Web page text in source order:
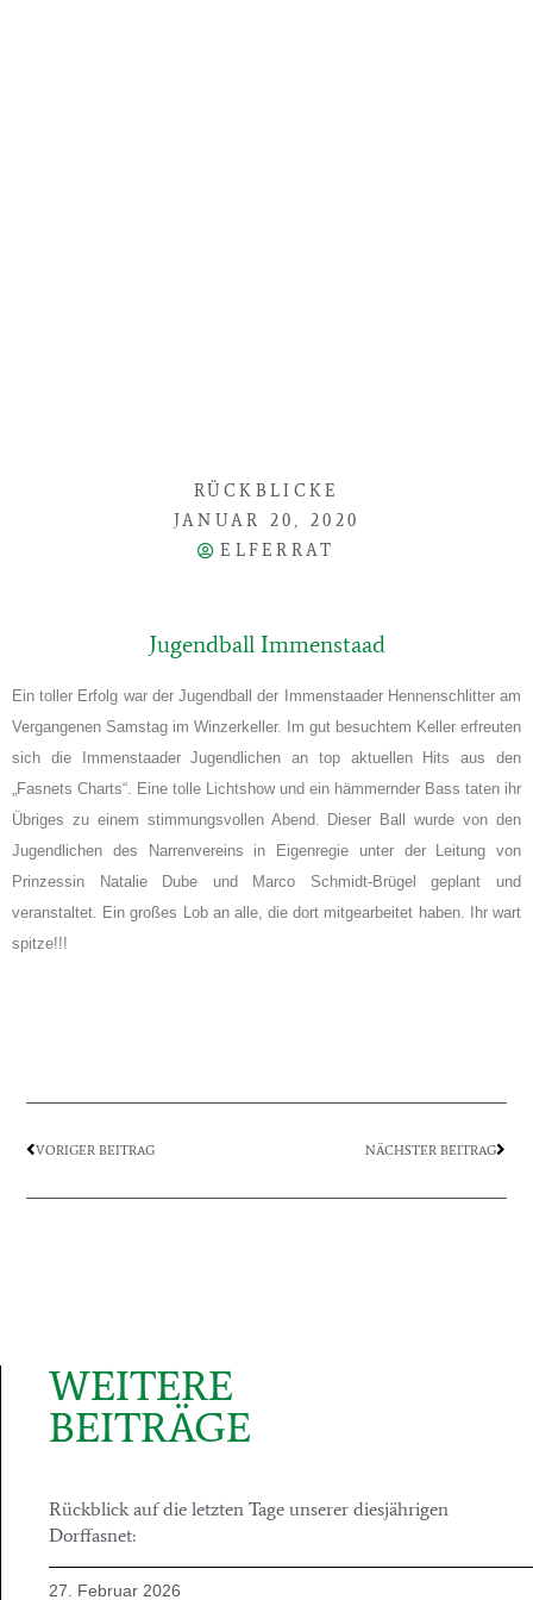
RÜCKBLICKE
JANUAR 20, 2020
ELFERRAT
Jugendball Immenstaad
Ein toller Erfolg war der Jugendball der Immenstaader Hennenschlitter am
Vergangenen Samstag im Winzerkeller. Im gut besuchtem Keller erfreuten
sich die Immenstaader Jugendlichen an top aktuellen Hits aus den
„Fasnets Charts“. Eine tolle Lichtshow und ein hämmernder Bass taten ihr
Übriges zu einem stimmungsvollen Abend. Dieser Ball wurde von den
Jugendlichen des Narrenvereins in Eigenregie unter der Leitung von
Prinzessin Natalie Dube und Marco Schmidt-Brügel geplant und
veranstaltet. Ein großes Lob an alle, die dort mitgearbeitet haben. Ihr wart
spitze!!!
VORIGER BEITRAG NÄCHSTER BEITRAG
WEITERE
BEITRÄGE
Rückblick auf die letzten Tage unserer diesjährigen
Dorffasnet:
27. Februar 2026